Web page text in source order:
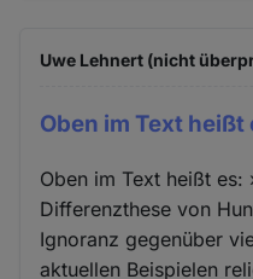
Uwe Lehnert (nicht
Oben im Text heißt
Oben im Text heißt
Differenzthese von
Ignoranz gegenüber
aktuellen Beispielen